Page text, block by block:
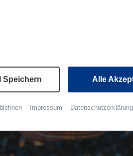
Speichern Alle
Impressum Datenschutzerklärung